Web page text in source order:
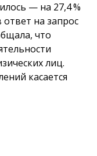
— на 27,4 %
ответ на запрос
что
лиц.
касается